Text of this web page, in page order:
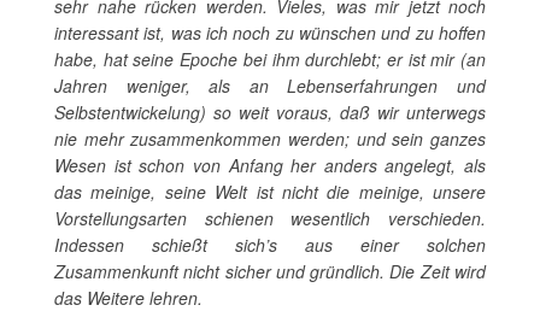
sehr nahe rücken werden. Vieles, was mir jetzt noch
interessant ist, was ich noch zu wünschen und zu hoffen
habe, hat seine Epoche bei ihm durchlebt; er ist mir (an
Jahren weniger, als an Lebenserfahrungen und
Selbstentwickelung) so weit voraus, daß wir unterwegs
nie mehr zusammenkommen werden; und sein ganzes
Wesen ist schon von Anfang her anders angelegt, als
das meinige, seine Welt ist nicht die meinige, unsere
Vorstellungsarten schienen wesentlich verschieden.
Indessen schießt sich’s aus einer solchen
Zusammenkunft nicht sicher und gründlich. Die Zeit wird
das Weitere lehren.